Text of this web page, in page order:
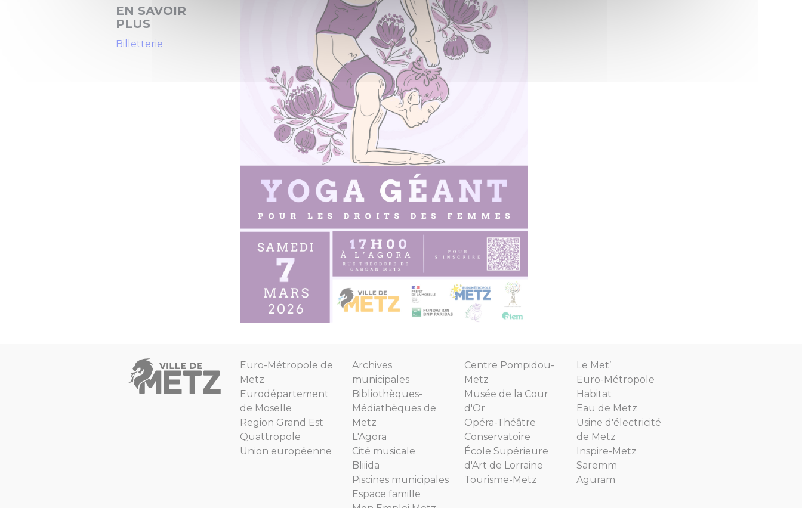
EN SAVOIR
PLUS
Billetterie
Euro-Métropole de
Metz
Eurodépartement
de Moselle
Region Grand Est
Quattropole
Union européenne
Archives
municipales
Bibliothèques-
Médiathèques de
Metz
L'Agora
Cité musicale
Bliiida
Piscines municipales
Espace famille
Centre Pompidou-
Metz
Musée de la Cour
d'Or
Opéra-Théâtre
Conservatoire
École Supérieure
d'Art de Lorraine
Tourisme-Metz
Le Met’
Euro-Métropole
Habitat
Eau de Metz
Usine d'électricité
de Metz
Inspire-Metz
Saremm
Aguram